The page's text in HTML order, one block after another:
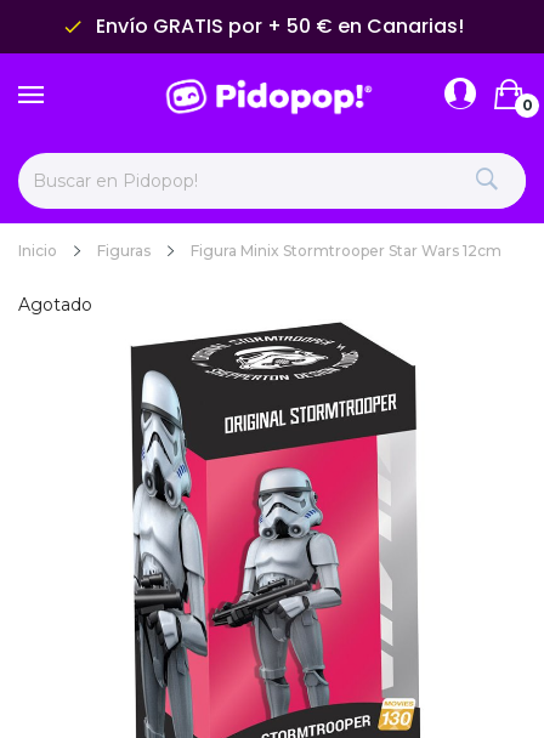
done Envío GRATIS por + 50 € en Canarias!
0
Inicio Figuras Figura Minix Stormtrooper Star Wars 12cm
Agotado